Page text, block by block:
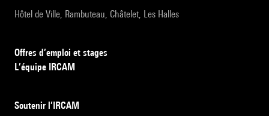
Hôtel de Ville, Rambuteau, Châtelet, Les Halles
Offres d’emploi et stages
L’équipe IRCAM
Soutenir l’IRCAM